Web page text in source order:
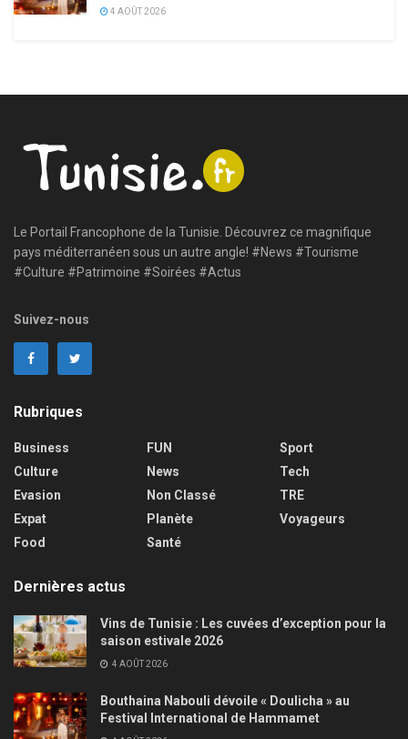
4 AOÛT 2026
Le Portail Francophone de la Tunisie. Découvrez ce magnifique
pays méditerranéen sous un autre angle! #News #Tourisme
#Culture #Patrimoine #Soirées #Actus
Suivez-nous
Rubriques
Business
Culture
Evasion
Expat
Food
FUN
News
Non Classé
Planète
Santé
Sport
Tech
TRE
Voyageurs
Dernières actus
Vins de Tunisie : Les cuvées d’exception pour la
saison estivale 2026
4 AOÛT 2026
Bouthaina Nabouli dévoile « Doulicha » au
Festival International de Hammamet